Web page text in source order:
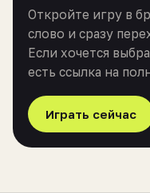
Откройте игру в
слово и сразу
Если хочется
есть ссылка на
Играть сейчас